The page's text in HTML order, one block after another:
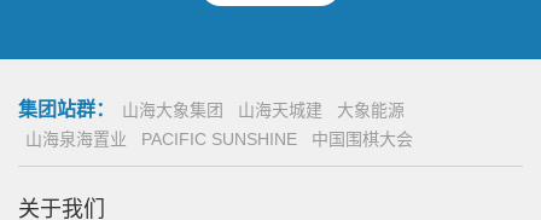
集团站群： 山海大象集团 山海天城建
大象能源
山海泉海置业
PACIFIC SUNSHINE 中国围棋大会
关于我们